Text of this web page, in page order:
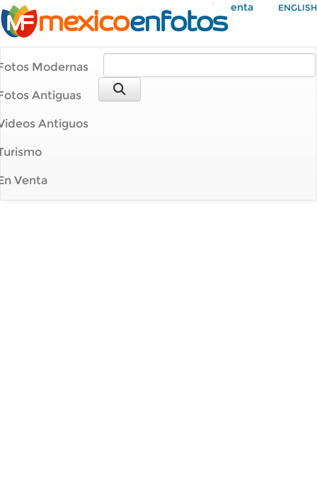
Mi Cuenta ENGLISH
Modernas
Antiguas
Antiguos
Venta